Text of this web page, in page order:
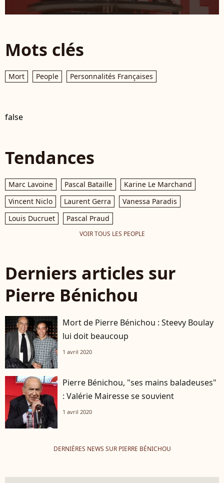
Mots clés
Mort People Personnalités Françaises
false
Tendances
Marc Lavoine Pascal Bataille
Karine Le Marchand
Vincent Niclo
Laurent Gerra
Vanessa Paradis
Louis Ducruet
Pascal Praud
VOIR TOUS LES PEOPLE
Derniers articles sur
Pierre Bénichou
Mort de Pierre Bénichou : Steevy Boulay
lui doit beaucoup
1 avril 2020
Pierre Bénichou, "ses mains baladeuses"
: Valérie Mairesse se souvient
1 avril 2020
DERNIÈRES NEWS SUR PIERRE BÉNICHOU